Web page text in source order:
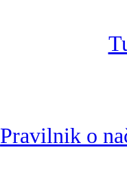
Pravilnik o